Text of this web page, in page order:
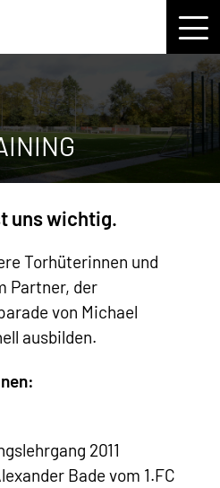
uns wichtig.
Torhüterinnen und
Partner, der
von Michael
ausbilden.
2011
Bade vom 1.FC